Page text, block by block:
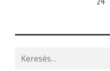
Search
for: